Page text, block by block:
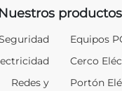
Nuestros productos
Redes y
Equipos
Cerco
Portón